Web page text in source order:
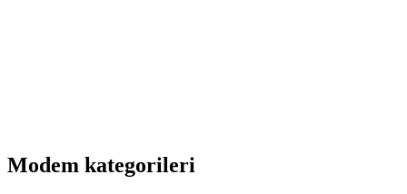
Modem kategorileri